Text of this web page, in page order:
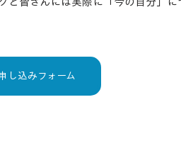
申し込みフォーム